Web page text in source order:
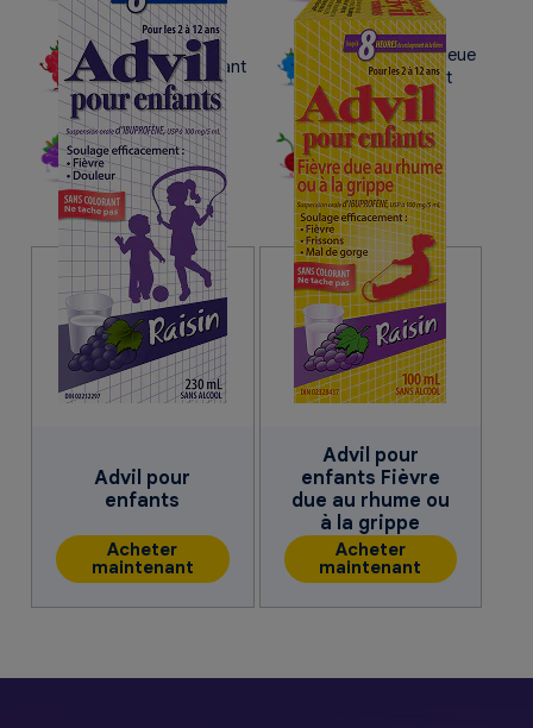
Baie sans colorant
Framboise bleue
sans colorant
Raisin Fruits
Advil pour
enfants
Acheter
maintenant
Advil pour
enfants Fièvre
due au rhume ou
à la grippe
Acheter
maintenant